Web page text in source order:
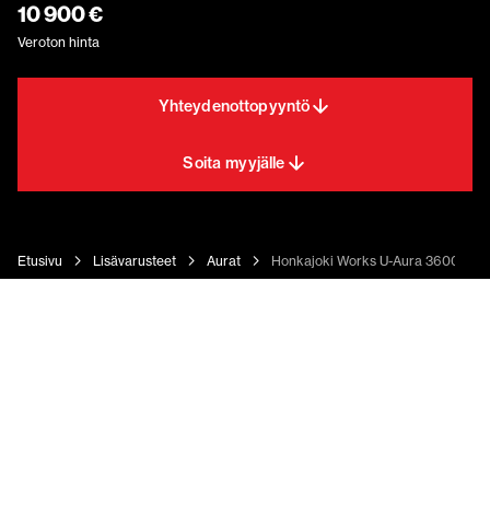
10 900 €
Veroton hinta
Yhteydenottopyyntö
Soita myyjälle
Etusivu Lisävarusteet Aurat Honkajoki Works U-Aura 3600